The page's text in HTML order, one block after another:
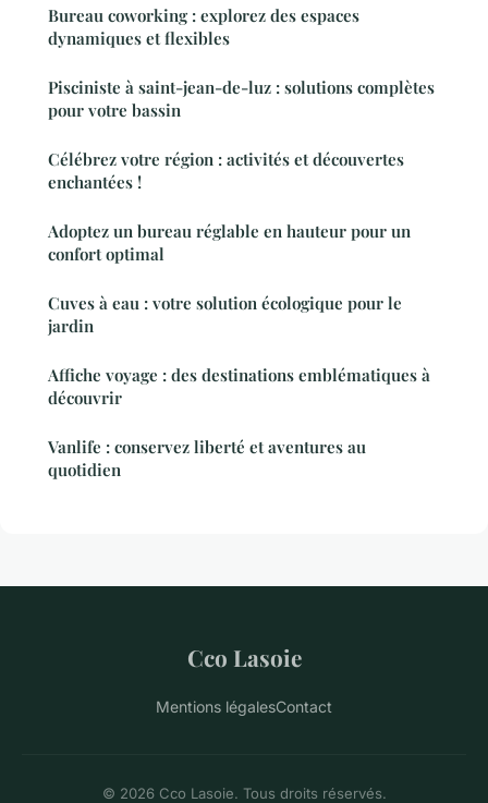
Bureau coworking : explorez des espaces
dynamiques et flexibles
Pisciniste à saint-jean-de-luz : solutions complètes
pour votre bassin
Célébrez votre région : activités et découvertes
enchantées !
Adoptez un bureau réglable en hauteur pour un
confort optimal
Cuves à eau : votre solution écologique pour le
jardin
Affiche voyage : des destinations emblématiques à
découvrir
Vanlife : conservez liberté et aventures au
quotidien
Cco Lasoie
Mentions légalesContact
© 2026 Cco Lasoie. Tous droits réservés.